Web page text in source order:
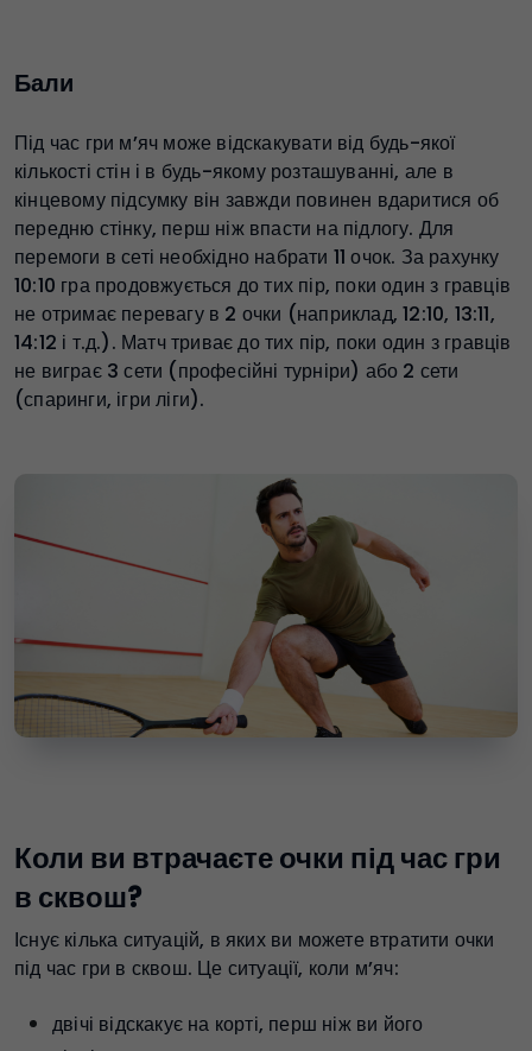
Бали
Під час гри м’яч може відскакувати від будь-якої
кількості стін і в будь-якому розташуванні, але в
кінцевому підсумку він завжди повинен вдаритися об
передню стінку, перш ніж впасти на підлогу. Для
перемоги в сеті необхідно набрати 11 очок. За рахунку
10:10 гра продовжується до тих пір, поки один з гравців
не отримає перевагу в 2 очки (наприклад, 12:10, 13:11,
14:12 і т.д.). Матч триває до тих пір, поки один з гравців
не виграє 3 сети (професійні турніри) або 2 сети
(спаринги, ігри ліги).
Коли ви втрачаєте очки під час гри
в сквош?
Існує кілька ситуацій, в яких ви можете втратити очки
під час гри в сквош. Це ситуації, коли м’яч:
двічі відскакує на корті, перш ніж ви його